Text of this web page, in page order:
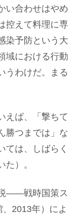
い合わせはやめ
控えて料理に専
染予防という大
域における行動
うわけだ。まる
えば、「撃ちて
勝つまでは」な
ては、しばらく
）。
——戦時国策ス
2013年）によ